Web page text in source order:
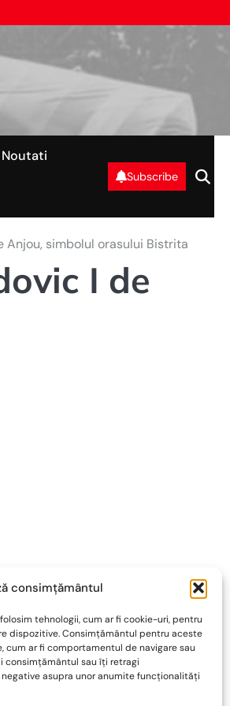
consimțământul
tehnologii, cum ar fi cookie-uri, pentru
dispozitive. Consimțământul pentru aceste
ar fi comportamentul de navigare sau
consimțământul sau îți retragi
asupra unor anumite funcționalități
Noutati
Subscribe
Anjou, simbolul orasului Bistrita
I de